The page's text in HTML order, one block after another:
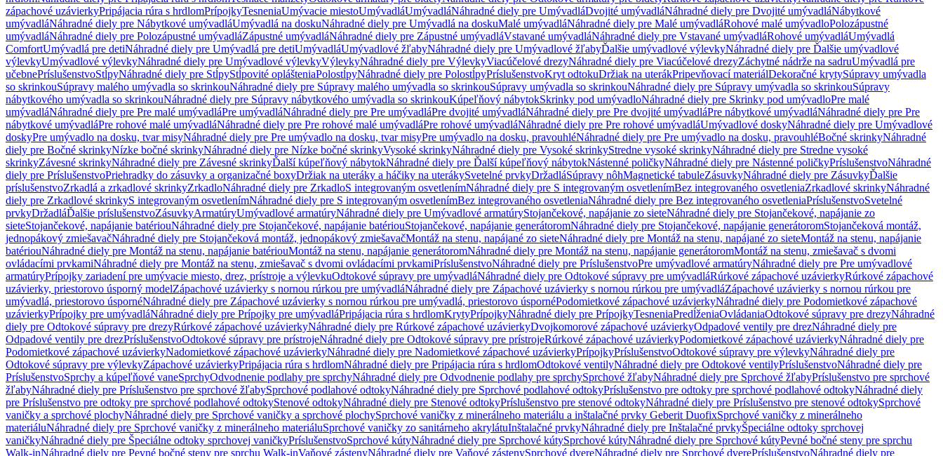
zápachové uzávierkyPripájacia rúra s hrdlomPrípojkyTesneniaUmývacie miestoUmývadláUmývadláNáhradné diely pre UmývadláDvojité umývadláNáhradné diely pre Dvojité umývadláNábytkové
umývadláNáhradné diely pre Nábytkové umývadláUmývadlá na doskuNáhradné diely pre Umývadlá na doskuMalé umývadláNáhradné diely pre Malé umývadláRohové malé umývadloPolozápustné
umývadláNáhradné diely pre Polozápustné umývadláZápustné umývadláNáhradné diely pre Zápustné umývadláVstavané umývadláNáhradné diely pre Vstavané umývadláRohové umývadláUmývadlá
ComfortUmývadlá pre detiNáhradné diely pre Umývadlá pre detiUmývadláUmývadlové žľabyNáhradné diely pre Umývadlové žľabyĎalšie umývadlové výlevkyNáhradné diely pre Ďalšie umývadlové
výlevkyUmývadlové výlevkyNáhradné diely pre Umývadlové výlevkyVýlevkyNáhradné diely pre VýlevkyViacúčelové drezyNáhradné diely pre Viacúčelové drezyZáchytné nádrže na sadruUmývadlá pre
učebnePríslušenstvoStĺpyNáhradné diely pre StĺpyStĺpovité oplášteniaPolostĺpyNáhradné diely pre PolostĺpyPríslušenstvoKryt odtokuDržiak na uterákPripevňovací materiálDekoračné krytySúpravy umývadla
so skrinkouSúpravy malého umývadla so skrinkouNáhradné diely pre Súpravy malého umývadla so skrinkouSúpravy umývadla so skrinkouNáhradné diely pre Súpravy umývadla so skrinkouSúpravy
nábytkového umývadla so skrinkouNáhradné diely pre Súpravy nábytkového umývadla so skrinkouKúpeľňový nábytokSkrinky pod umývadloNáhradné diely pre Skrinky pod umývadloPre malé
umývadláNáhradné diely pre Pre malé umývadláPre umývadláNáhradné diely pre Pre umývadláPre dvojité umývadláNáhradné diely pre Pre dvojité umývadláPre nábytkové umývadláNáhradné diely pre Pre
nábytkové umývadláPre rohové malé umývadláNáhradné diely pre Pre rohové malé umývadláPre rohové umývadláNáhradné diely pre Pre rohové umývadláUmývadlové doskyNáhradné diely pre Umývadlové
doskyPre umývadlo na dosku, tvar misyNáhradné diely pre Pre umývadlo na dosku, tvar misyPre umývadlo na dosku, pravouhléNáhradné diely pre Pre umývadlo na dosku, pravouhléBočné skrinkyNáhradné
diely pre Bočné skrinkyNízke bočné skrinkyNáhradné diely pre Nízke bočné skrinkyVysoké skrinkyNáhradné diely pre Vysoké skrinkyStredne vysoké skrinkyNáhradné diely pre Stredne vysoké
skrinkyZávesné skrinkyNáhradné diely pre Závesné skrinkyĎalší kúpeľňový nábytokNáhradné diely pre Ďalší kúpeľňový nábytokNástenné poličkyNáhradné diely pre Nástenné poličkyPríslušenstvoNáhradné
diely pre PríslušenstvoPriehradky do zásuvky a organizačné boxyDržiak na uteráky a háčiky na uterákySvetelné prvkyDržadláSúpravy nôhMagnetické tabuleZásuvkyNáhradné diely pre ZásuvkyĎalšie
príslušenstvoZrkadlá a zrkadlové skrinkyZrkadloNáhradné diely pre ZrkadloS integrovaným osvetlenímNáhradné diely pre S integrovaným osvetlenímBez integrovaného osvetleniaZrkadlové skrinkyNáhradné
diely pre Zrkadlové skrinkyS integrovaným osvetlenímNáhradné diely pre S integrovaným osvetlenímBez integrovaného osvetleniaNáhradné diely pre Bez integrovaného osvetleniaPríslušenstvoSvetelné
prvkyDržadláĎalšie príslušenstvoZásuvkyArmatúryUmývadlové armatúryNáhradné diely pre Umývadlové armatúryStojančekové, napájanie zo sieteNáhradné diely pre Stojančekové, napájanie zo
sieteStojančekové, napájanie batériouNáhradné diely pre Stojančekové, napájanie batériouStojančekové, napájanie generátoromNáhradné diely pre Stojančekové, napájanie generátoromStojančeková montáž,
jednopákový zmiešavačNáhradné diely pre Stojančeková montáž, jednopákový zmiešavačMontáž na stenu, napájané zo sieteNáhradné diely pre Montáž na stenu, napájané zo sieteMontáž na stenu, napájanie
batériouNáhradné diely pre Montáž na stenu, napájanie batériouMontáž na stenu, napájanie generátoromNáhradné diely pre Montáž na stenu, napájanie generátoromMontáž na stenu, zmiešavač s dvomi
ovládacími prvkamiNáhradné diely pre Montáž na stenu, zmiešavač s dvomi ovládacími prvkamiPríslušenstvoNáhradné diely pre PríslušenstvoPre umývadlové armatúryNáhradné diely pre Pre umývadlové
armatúryPrípojky zariadení pre umývacie miesto, drez, prístroje a výlevkuOdtokové súpravy pre umývadláNáhradné diely pre Odtokové súpravy pre umývadláRúrkové zápachové uzávierkyRúrkové zápachové
uzávierky, priestorovo úsporný modelZápachové uzávierky s nornou rúrkou pre umývadláNáhradné diely pre Zápachové uzávierky s nornou rúrkou pre umývadláZápachové uzávierky s nornou rúrkou pre
umývadlá, priestorovo úspornéNáhradné diely pre Zápachové uzávierky s nornou rúrkou pre umývadlá, priestorovo úspornéPodomietkové zápachové uzávierkyNáhradné diely pre Podomietkové zápachové
uzávierkyPrípojky pre umývadláNáhradné diely pre Prípojky pre umývadláPripájacia rúra s hrdlomKrytyPrípojkyNáhradné diely pre PrípojkyTesneniaPredĺženiaOvládaniaOdtokové súpravy pre drezyNáhradné
diely pre Odtokové súpravy pre drezyRúrkové zápachové uzávierkyNáhradné diely pre Rúrkové zápachové uzávierkyDvojkomorové zápachové uzávierkyOdpadové ventily pre drezNáhradné diely pre
Odpadové ventily pre drezPríslušenstvoOdtokové súpravy pre prístrojeNáhradné diely pre Odtokové súpravy pre prístrojeRúrkové zápachové uzávierkyPodomietkové zápachové uzávierkyNáhradné diely pre
Podomietkové zápachové uzávierkyNadomietkové zápachové uzávierkyNáhradné diely pre Nadomietkové zápachové uzávierkyPrípojkyPríslušenstvoOdtokové súpravy pre výlevkyNáhradné diely pre
Odtokové súpravy pre výlevkyZápachové uzávierkyPripájacia rúra s hrdlomNáhradné diely pre Pripájacia rúra s hrdlomOdtokové ventilyNáhradné diely pre Odtokové ventilyPríslušenstvoNáhradné diely pre
PríslušenstvoSprchy a kúpeľňové vaneSprchyOdvodnenie podlahy pre sprchyNáhradné diely pre Odvodnenie podlahy pre sprchySprchové žľabyNáhradné diely pre Sprchové žľabyPríslušenstvo pre sprchové
žľabyNáhradné diely pre Príslušenstvo pre sprchové žľabySprchové podlahové odtokyNáhradné diely pre Sprchové podlahové odtokyPríslušenstvo pre odtoky pre sprchové podlahové odtokyNáhradné diely
pre Príslušenstvo pre odtoky pre sprchové podlahové odtokyStenové odtokyNáhradné diely pre Stenové odtokyPríslušenstvo pre stenové odtokyNáhradné diely pre Príslušenstvo pre stenové odtokySprchové
vaničky a sprchové plochyNáhradné diely pre Sprchové vaničky a sprchové plochySprchové vaničky z minerálneho materiálu a inštalačné prvky Geberit DuofixSprchové vaničky z minerálneho
materiáluNáhradné diely pre Sprchové vaničky z minerálneho materiáluSprchové vaničky zo sanitárneho akrylátuInštalačné prvkyNáhradné diely pre Inštalačné prvkyŠpeciálne odtoky sprchovej
vaničkyNáhradné diely pre Špeciálne odtoky sprchovej vaničkyPríslušenstvoSprchové kútyNáhradné diely pre Sprchové kútySprchové kútyNáhradné diely pre Sprchové kútyPevné bočné steny pre sprchu
Walk-inNáhradné diely pre Pevné bočné steny pre sprchu Walk-inVaňové zástenyNáhradné diely pre Vaňové zástenySprchové dvereNáhradné diely pre Sprchové dverePríslušenstvoNáhradné diely pre